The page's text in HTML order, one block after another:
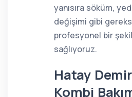
yanısıra söküm,
değişimi gibi
profesyonel bir
sağlıyoruz.
Hatay
Kombi